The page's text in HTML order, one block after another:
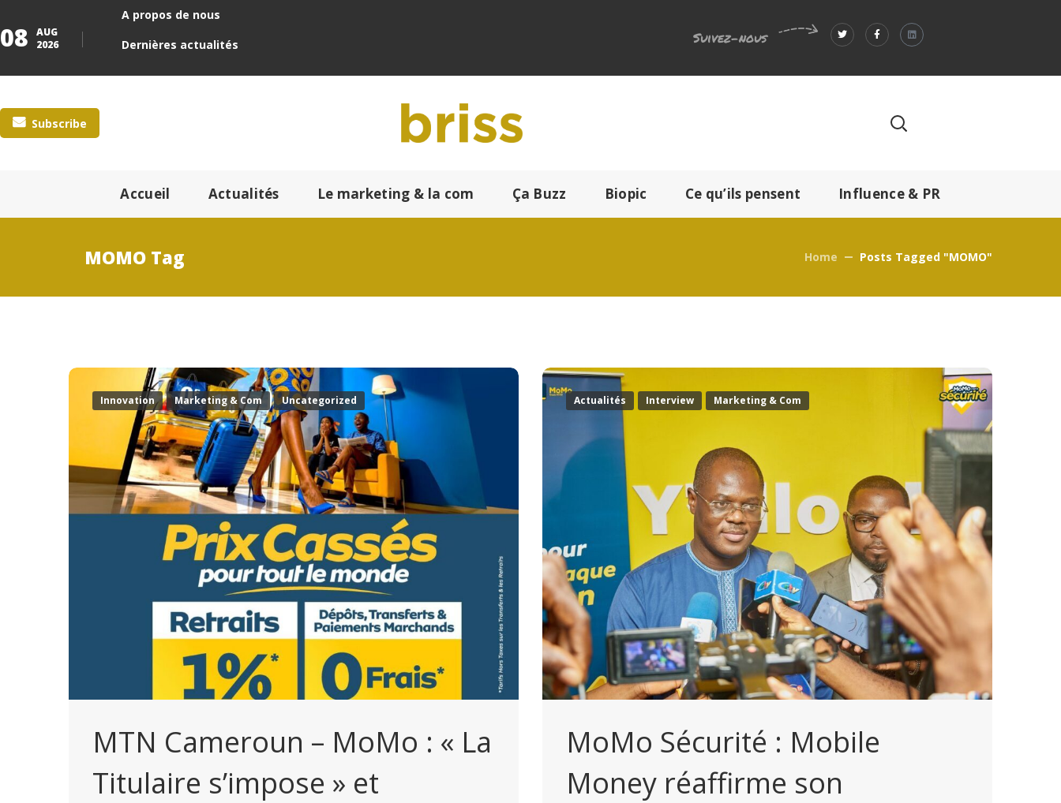
08
AUG
2026
A propos de nous
Dernières actualités
Suivez-nous
Subscribe
Accueil Actualités Le marketing & la com Ça Buzz Biopic Ce qu’ils pensent Influence & PR
MOMO Tag Home Posts Tagged "MOMO"
Innovation Marketing & Com Uncategorized
MTN Cameroun – MoMo : « La
Titulaire s’impose » et
Actualités Interview Marketing & Com
MoMo Sécurité : Mobile
Money réaffirme son